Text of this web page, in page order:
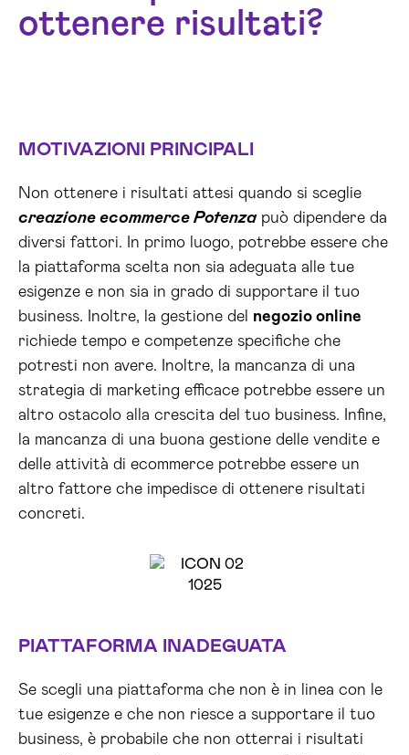
ottenere risultati?
MOTIVAZIONI PRINCIPALI
Non ottenere i risultati attesi quando si sceglie
creazione ecommerce Potenzapuò dipendere da
diversi fattori. In primo luogo, potrebbe essere che
la piattaforma scelta non sia adeguata alle tue
esigenze e non sia in grado di supportare il tuo
business. Inoltre, la gestione del negozio online
richiede tempo e competenze specifiche che
potresti non avere. Inoltre, la mancanza di una
strategia di marketing efficace potrebbe essere un
altro ostacolo alla crescita del tuo business. Infine,
la mancanza di una buona gestione delle vendite e
delle attività di ecommerce potrebbe essere un
altro fattore che impedisce di ottenere risultati
concreti.
PIATTAFORMA INADEGUATA
Se scegli una piattaforma che non è in linea con le
tue esigenze e che non riesce a supportare il tuo
business, è probabile che non otterrai i risultati